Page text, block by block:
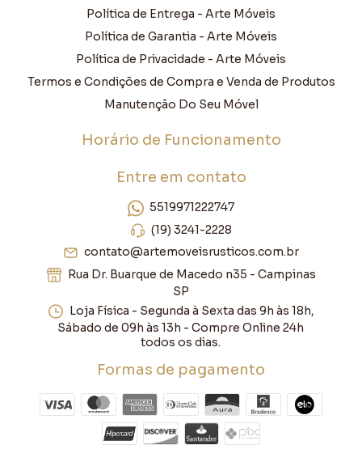
Política de Entrega - Arte Móveis
Política de Garantia - Arte Móveis
Política de Privacidade - Arte Móveis
Termos e Condições de Compra e Venda de Produtos
Manutenção Do Seu Móvel
Horário de Funcionamento
Entre em contato
5519971222747
(19) 3241-2228
contato@artemoveisrusticos.com.br
Rua Dr. Buarque de Macedo n35 - Campinas
SP
Loja Física - Segunda à Sexta das 9h às 18h,
Sábado de 09h às 13h - Compre Online 24h
todos os dias.
Formas de pagamento